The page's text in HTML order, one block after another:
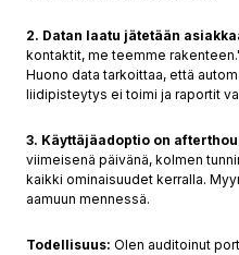
2. Datan laatu jätetään
kontaktit, me teemme
Huono data tarkoittaa, että
liidipisteytys ei toimi ja raportit
3. Käyttäjäadoptio on
viimeisenä päivänä, kolmen
kaikki ominaisuudet kerralla.
aamuun mennessä.
Todellisuus: Olen auditoinut